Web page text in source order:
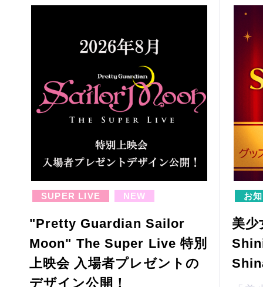
SUPER LIVE NEW
"Pretty Guardian Sailor
Moon" The Super Live 特別
上映会 入場者プレゼントの
デザイン公開！
お
美